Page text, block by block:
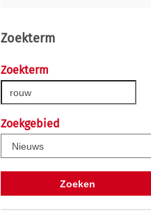
Zoekterm
Zoekterm
Zoekgebied